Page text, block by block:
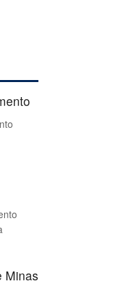
Minas